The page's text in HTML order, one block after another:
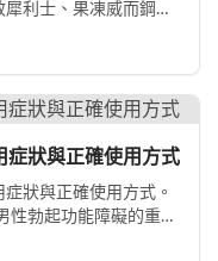
利士、果凍威而鋼雙
症狀與正確使用方式
狀與正確使用方式。
性勃起功能障礙的重要